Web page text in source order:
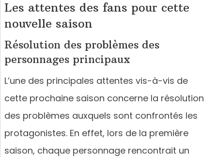
Les attentes des fans pour cette
nouvelle saison
Résolution des problèmes des
personnages principaux
L’une des principales attentes vis-à-vis de
cette prochaine saison concerne la résolution
des problèmes auxquels sont confrontés les
protagonistes. En effet, lors de la première
saison, chaque personnage rencontrait un